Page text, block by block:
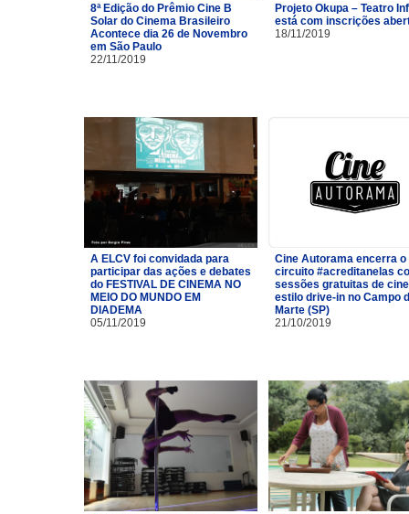
8ª Edição do Prêmio Cine B
Solar do Cinema Brasileiro
Acontece dia 26 de Novembro
em São Paulo
22/11/2019
Projeto Okupa – Teatro
está com inscrições
18/11/2019
A ELCV foi convidada para
participar das ações e debates
do FESTIVAL DE CINEMA NO
MEIO DO MUNDO EM
DIADEMA
05/11/2019
Cine Autorama encerra o
circuito #acreditanelas
sessões gratuitas de
estilo drive-in no Campo
Marte (SP)
21/10/2019